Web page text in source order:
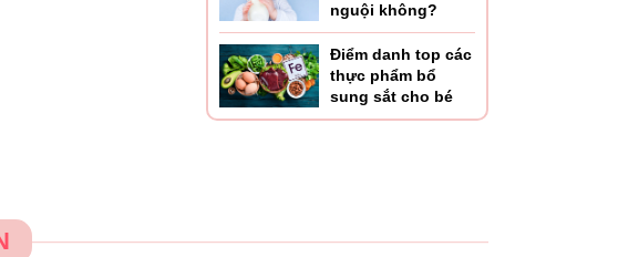
nguội không?
Điểm danh top các
thực phẩm bổ
sung sắt cho bé